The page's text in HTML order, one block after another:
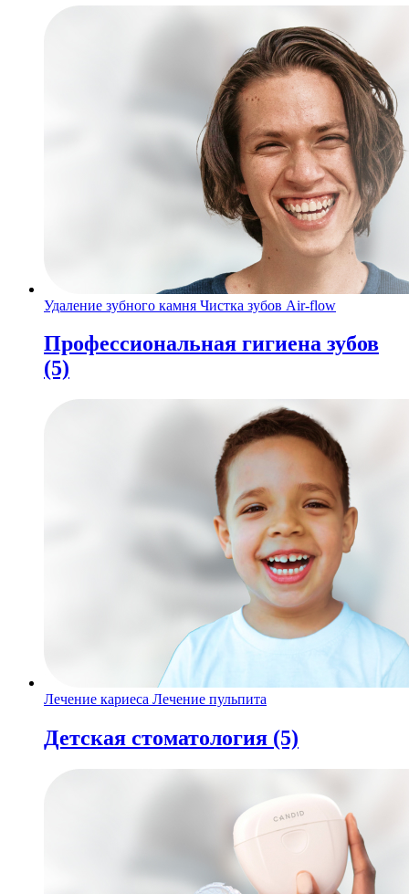
Удаление зубного камня Чистка зубов Air-flow
Профессиональная гигиена зубов
(5)
Лечение кариеса Лечение пульпита
Детская стоматология (5)